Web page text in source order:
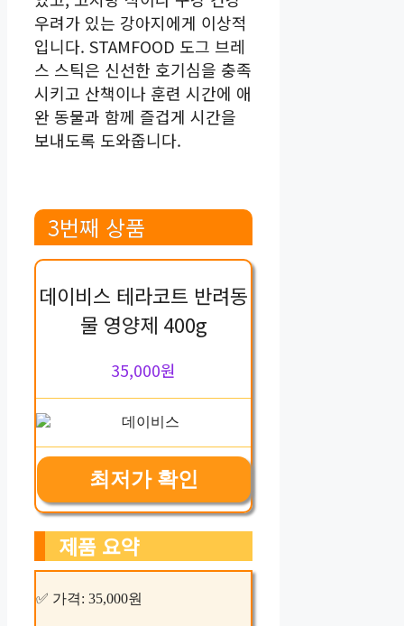
우려가 있는 강아지에게 이상적
입니다. STAMFOOD 도그 브레
스 스틱은 신선한 호기심을 충족
시키고 산책이나 훈련 시간에 애
완 동물과 함께 즐겁게 시간을
보내도록 도와줍니다.
3번째 상품
데이비스 테라코트 반려동
물 영양제 400g
35,000원
최저가 확인
제품 요약
✅ 가격: 35,000원